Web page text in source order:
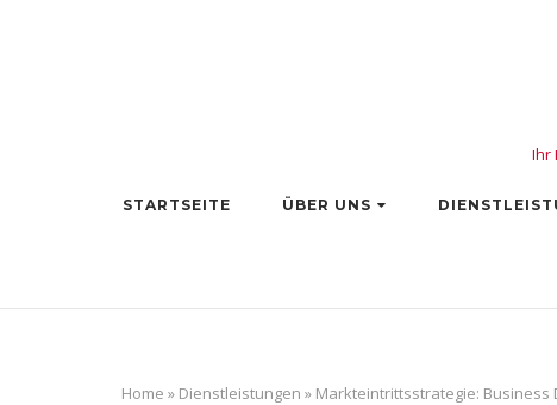
Ihr
STARTSEITE ÜBER UNS
Home » Dienstleistungen » Markteintrittsstrategie: Business